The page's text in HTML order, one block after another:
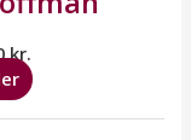
kr.
på